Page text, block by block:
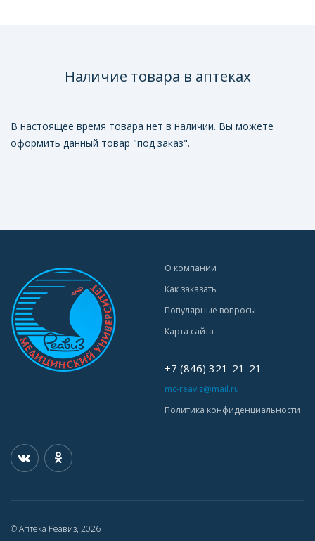
Наличие товара в аптеках
В настоящее время товара нет в наличии. Вы можете
оформить данный товар "под заказ".
О компании
Как заказать
Популярные вопросы
Карта сайта
+7 (846) 321-21-21
mc-reaviz@mail.ru
Политика конфиденциальности
© Аптека Реавиз, 2026